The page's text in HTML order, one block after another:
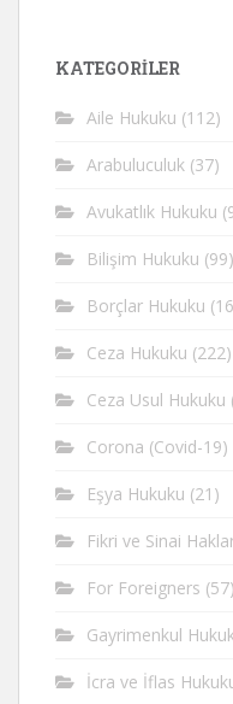
KATEGORİLER
Aile Hukuku (112)
Arabuluculuk (37)
Avukatlık Hukuku
Bilişim Hukuku (99)
Borçlar Hukuku
Ceza Hukuku (222)
Ceza Usul Hukuku
Corona (Covid-19)
Eşya Hukuku (21)
Fikri ve Sinai
For Foreigners (57)
Gayrimenkul
İcra ve İflas